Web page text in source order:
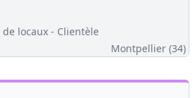
locaux - Clientèle
Montpellier (34)